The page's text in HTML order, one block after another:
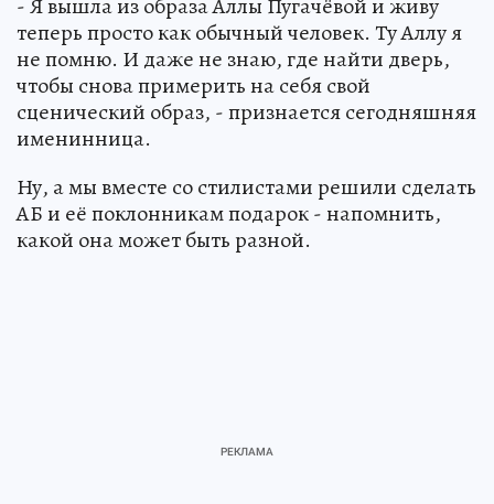
теперь просто как обычный человек. Ту Аллу я
не помню. И даже не знаю, где найти дверь,
чтобы снова примерить на себя свой
сценический образ, - признается сегодняшняя
именинница.
Ну, а мы вместе со стилистами решили сделать
АБ и её поклонникам подарок - напомнить,
какой она может быть разной.